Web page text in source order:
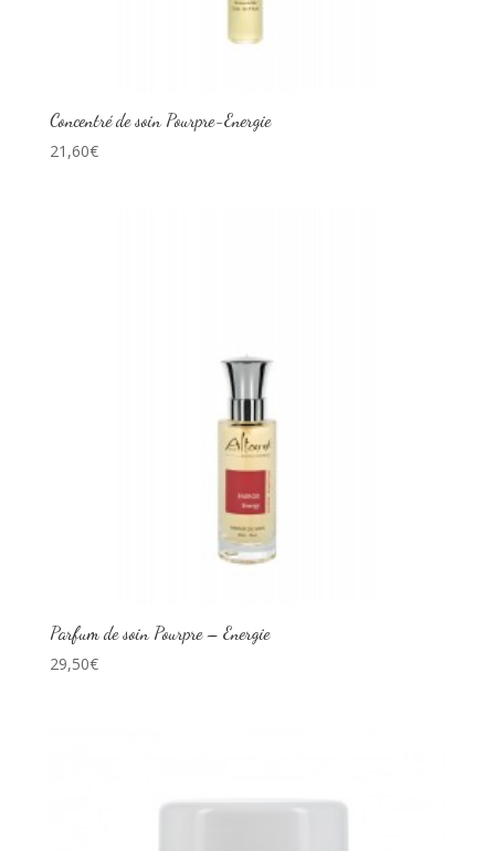
Concentré de soin Pourpre-Energie
21,60€
Parfum de soin Pourpre – Energie
29,50€